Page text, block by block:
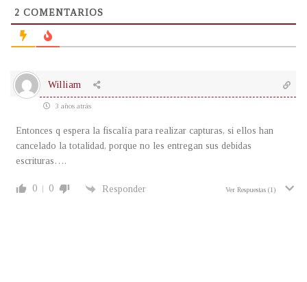
2 COMENTARIOS
William
3 años atrás
Entonces q espera la fiscalía para realizar capturas, si ellos han
cancelado la totalidad, porque no les entregan sus debidas
escrituras….
0 0 Responder Ver Respuestas (1)